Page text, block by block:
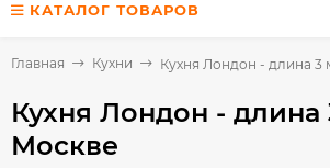
КАТАЛОГ ТОВАРОВ
Главная Кухни Кухня Лондон - длина 3
Кухня Лондон - длина
Москве